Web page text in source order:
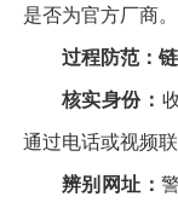
是否为官方厂商。
过程防范：
核实身份：
通过电话或视频
辨别网址：